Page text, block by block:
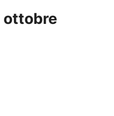
ottobre